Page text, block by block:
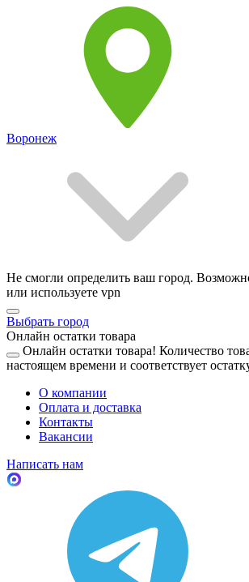
Воронеж
Не смогли определить ваш город.
или используете vpn
Выбрать город
Онлайн остатки товара
Онлайн остатки товара! Количество
настоящем времени и соответствует
О компании
Оплата и доставка
Контакты
Вакансии
Написать нам